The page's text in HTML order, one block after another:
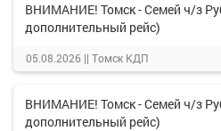
ВНИМАНИЕ! Томск - Семей ч/з
дополнительный рейс)
05.08.2026 || Томск КДП
ВНИМАНИЕ! Томск - Семей ч/з
дополнительный рейс)